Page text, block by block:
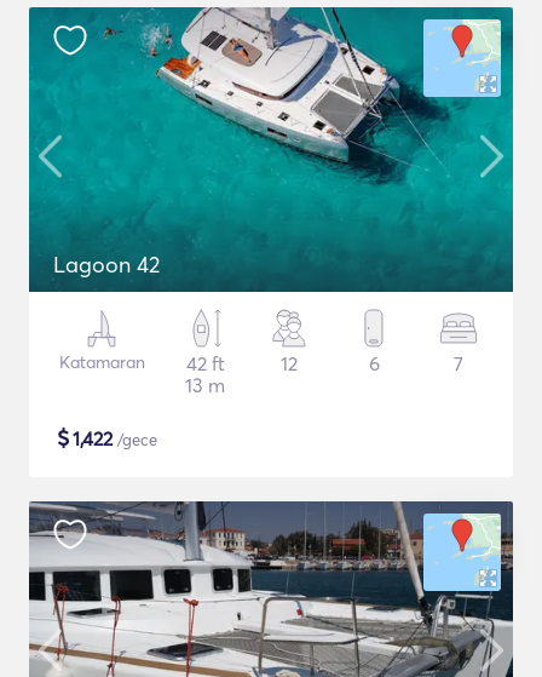
Lagoon 42
Katamaran
42 ft
13 m
12 6 7
$1,422/gece